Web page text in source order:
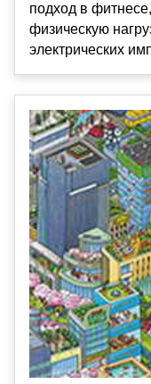
подход в
физическую
электрических